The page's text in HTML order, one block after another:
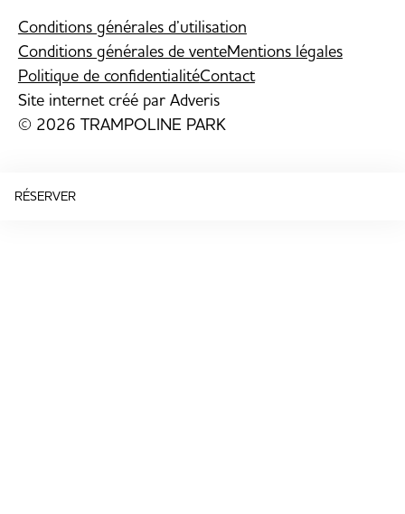
Conditions générales d’utilisation
Conditions générales de venteMentions légales
Politique de confidentialitéContact
Site internet créé par Adveris
© 2026 TRAMPOLINE PARK
RÉSERVER